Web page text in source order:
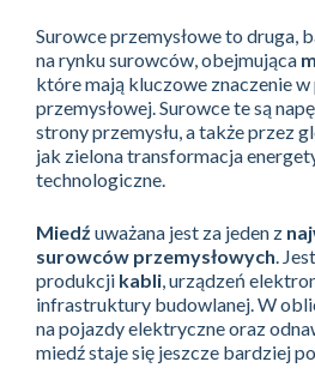
Surowce przemysłowe to druga,
na rynku surowców, obejmująca
które mają kluczowe znaczenie
przemysłowej. Surowce te są
strony przemysłu, a także przez
jak zielona transformacja
technologiczne.
Miedź uważana jest za jeden z
surowców przemysłowych.
produkcji kabli, urządzeń
infrastruktury budowlanej. W
na pojazdy elektryczne oraz
miedź staje się jeszcze bardziej